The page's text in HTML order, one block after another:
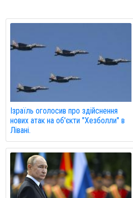
Ізраїль оголосив про здійснення
нових атак на об'єкти "Хезболли" в
Лівані.